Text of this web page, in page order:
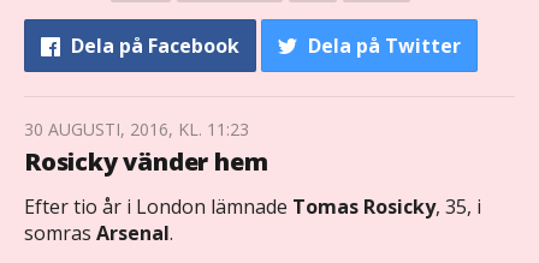
Dela på Facebook Dela på Twitter
30 AUGUSTI, 2016, KL. 11:23
Rosicky vänder hem
Efter tio år i London lämnade Tomas Rosicky, 35, i
somras Arsenal.